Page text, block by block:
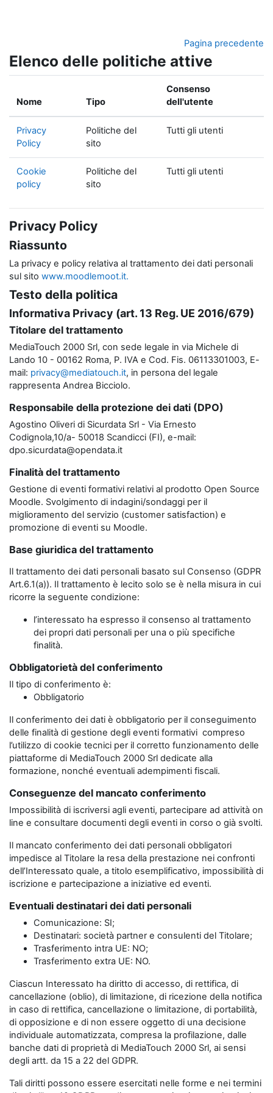
Pagina precedente
Elenco delle politiche attive
Nome Tipo
Consenso
dell'utente
Privacy
Policy
Politiche del
sito
Tutti gli utenti
Cookie
policy
Politiche del
sito
Tutti gli utenti
Privacy Policy
Riassunto
La privacy e policy relativa al trattamento dei dati personali
sul sito www.moodlemoot.it.
Testo della politica
Informativa Privacy (art. 13 Reg. UE 2016/679)
Titolare del trattamento
MediaTouch 2000 Srl, con sede legale in via Michele di
Lando 10 - 00162 Roma, P. IVA e Cod. Fis. 06113301003, E-
mail: privacy@mediatouch.it, in persona del legale
rappresenta Andrea Bicciolo.
Responsabile della protezione dei dati (DPO)
Agostino Oliveri di Sicurdata Srl - Via Ernesto
Codignola,10/a- 50018 Scandicci (FI), e-mail:
dpo.sicurdata@opendata.it
Finalità del trattamento
Gestione di eventi formativi relativi al prodotto Open Source
Moodle. Svolgimento di indagini/sondaggi per il
miglioramento del servizio (customer satisfaction) e
promozione di eventi su Moodle.
Base giuridica del trattamento
Il trattamento dei dati personali basato sul Consenso (GDPR
Art.6.1(a)). Il trattamento è lecito solo se è nella misura in cui
ricorre la seguente condizione:
l’interessato ha espresso il consenso al trattamento
dei propri dati personali per una o più specifiche
finalità.
Obbligatorietà del conferimento
Il tipo di conferimento è:
Obbligatorio
Il conferimento dei dati è obbligatorio per il conseguimento
delle finalità di gestione degli eventi formativi compreso
l’utilizzo di cookie tecnici per il corretto funzionamento delle
piattaforme di MediaTouch 2000 Srl dedicate alla
formazione, nonché eventuali adempimenti fiscali.
Conseguenze del mancato conferimento
Impossibilità di iscriversi agli eventi, partecipare ad attività on
line e consultare documenti degli eventi in corso o già svolti.
Il mancato conferimento dei dati personali obbligatori
impedisce al Titolare la resa della prestazione nei confronti
dell’Interessato quale, a titolo esemplificativo, impossibilità di
iscrizione e partecipazione a iniziative ed eventi.
Eventuali destinatari dei dati personali
Comunicazione: SI;
Destinatari: società partner e consulenti del Titolare;
Trasferimento intra UE: NO;
Trasferimento extra UE: NO.
Ciascun Interessato ha diritto di accesso, di rettifica, di
cancellazione (oblio), di limitazione, di ricezione della notifica
in caso di rettifica, cancellazione o limitazione, di portabilità,
di opposizione e di non essere oggetto di una decisione
individuale automatizzata, compresa la profilazione, dalle
banche dati di proprietà di MediaTouch 2000 Srl, ai sensi
degli artt. da 15 a 22 del GDPR.
Tali diritti possono essere esercitati nelle forme e nei termini